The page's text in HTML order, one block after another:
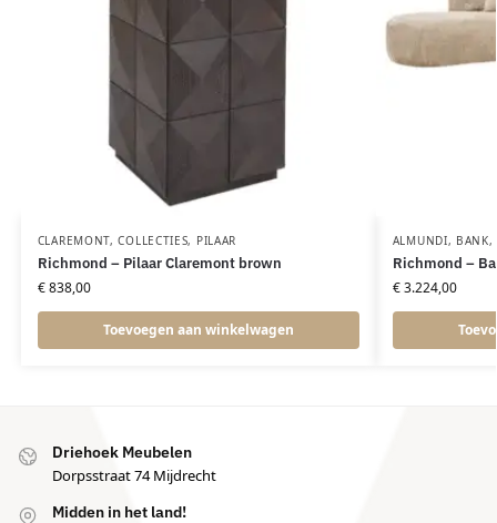
CLAREMONT,COLLECTIES, PILAAR
Richmond – Pilaar Claremont brown
€838,00
Toevoegen aan winkelwagen
ALMUNDI, BANK,
Richmond –
€3.224,00
Driehoek Meubelen
Dorpsstraat 74 Mijdrecht
Midden in het land!